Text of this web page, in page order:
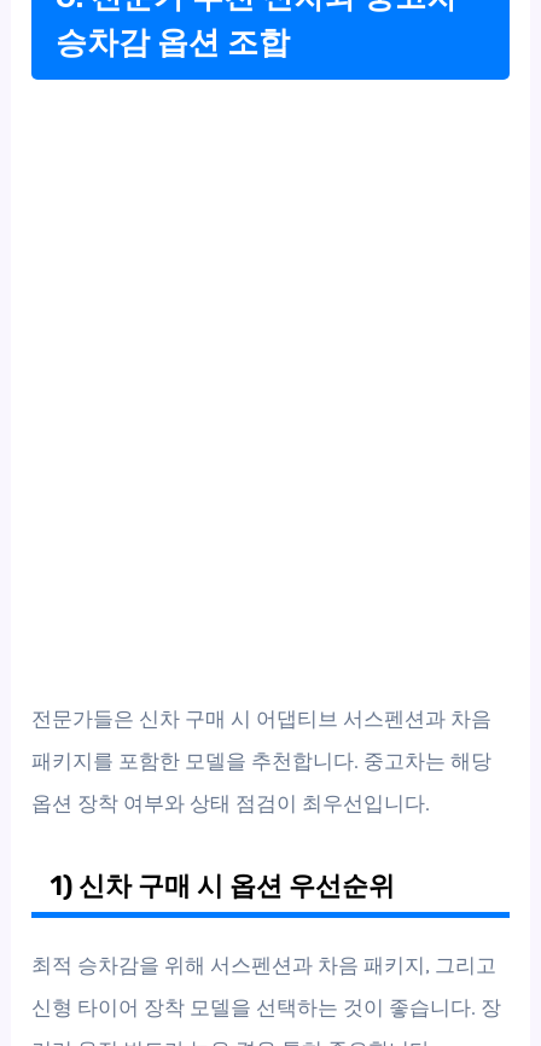
승차감 옵션 조합
전문가들은 신차 구매 시 어댑티브 서스펜션과 차음
패키지를 포함한 모델을 추천합니다. 중고차는 해당
옵션 장착 여부와 상태 점검이 최우선입니다.
1) 신차 구매 시 옵션 우선순위
최적 승차감을 위해 서스펜션과 차음 패키지, 그리고
신형 타이어 장착 모델을 선택하는 것이 좋습니다. 장